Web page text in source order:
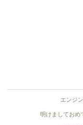
エンジ
明けましておめ